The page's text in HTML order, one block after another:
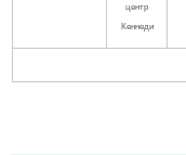
центр
Кеннеди